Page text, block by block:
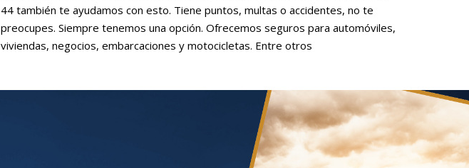
44 también te ayudamos con esto. Tiene puntos, multas o accidentes, no te
preocupes. Siempre tenemos una opción. Ofrecemos seguros para automóviles,
viviendas, negocios, embarcaciones y motocicletas. Entre otros